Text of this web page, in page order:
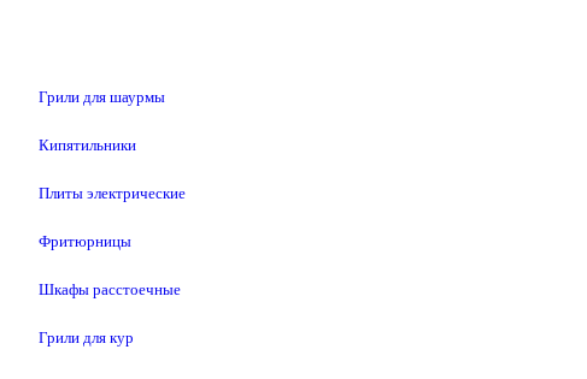
Грили для шаурмы
Кипятильники
Плиты электрические
Фритюрницы
Шкафы расстоечные
Грили для кур